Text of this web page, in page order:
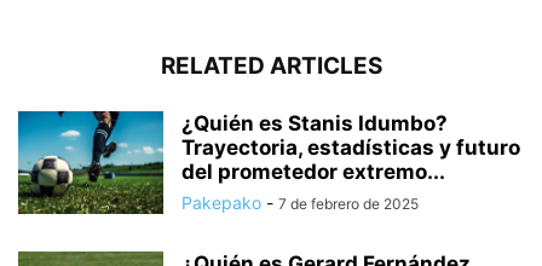
RELATED ARTICLES
¿Quién es Stanis Idumbo?
Trayectoria, estadísticas y futuro
del prometedor extremo...
Pakepako - 7 de febrero de 2025